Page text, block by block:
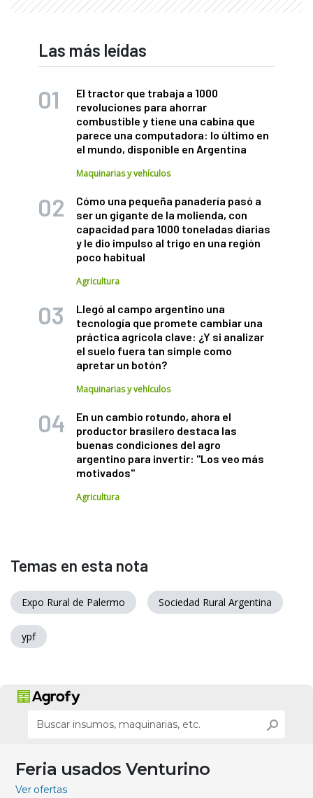
Las más leídas
El tractor que trabaja a 1000
revoluciones para ahorrar
combustible y tiene una cabina que
parece una computadora: lo último en
el mundo, disponible en Argentina
Maquinarias y vehículos
Cómo una pequeña panadería pasó a
ser un gigante de la molienda, con
capacidad para 1000 toneladas diarias
y le dio impulso al trigo en una región
poco habitual
Agricultura
Llegó al campo argentino una
tecnología que promete cambiar una
práctica agrícola clave: ¿Y si analizar
el suelo fuera tan simple como
apretar un botón?
Maquinarias y vehículos
En un cambio rotundo, ahora el
productor brasilero destaca las
buenas condiciones del agro
argentino para invertir: "Los veo más
motivados"
Agricultura
Temas en esta nota
Expo Rural de Palermo Sociedad Rural Argentina
ypf
Feria usados Venturino
Ver ofertas